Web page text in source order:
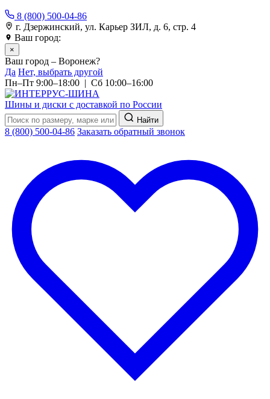
8 (800) 500-04-86
г. Дзержинский, ул. Карьер ЗИЛ, д. 6, стр. 4
Ваш город:
×
Ваш город – Воронеж?
Да Нет, выбрать другой
Пн–Пт 9:00–18:00 | Сб 10:00–16:00
Шины и диски с доставкой по России
Найти
8 (800) 500-04-86 Заказать обратный звонок